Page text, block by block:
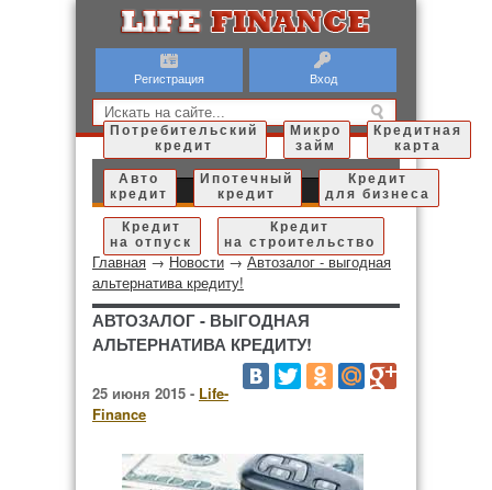
Регистрация Вход
Потребительский
кредит
Микро
займ
Кредитная
карта
Авто
кредит
Ипотечный
кредит
Кредит
для бизнеса
Кредит
на отпуск
Кредит
на строительство
Главная→Новости→Автозалог - выгодная
альтернатива кредиту!
АВТОЗАЛОГ - ВЫГОДНАЯ
АЛЬТЕРНАТИВА КРЕДИТУ!
25 июня 2015 - Life-
Finance